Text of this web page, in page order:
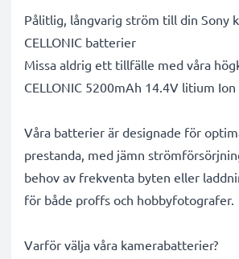
Pålitlig, långvarig ström till din Sony
CELLONIC batterier
Missa aldrig ett tillfälle med våra
CELLONIC 5200mAh 14.4V litium
Våra batterier är designade för
prestanda, med jämn
behov av frekventa byten eller
för både proffs och hobbyfotografer.
Varför välja våra kamerabatterier?